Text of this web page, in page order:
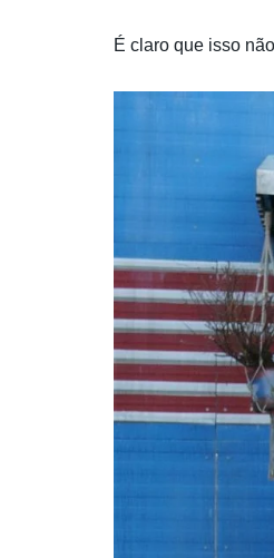
É claro que isso